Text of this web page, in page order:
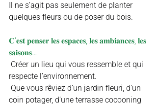
Il ne s’agit pas seulement de planter
quelques fleurs ou de poser du bois.
𝐂’𝐞𝐬𝐭 𝐩𝐞𝐧𝐬𝐞𝐫 𝐥𝐞𝐬 𝐞𝐬𝐩𝐚𝐜𝐞𝐬, 𝐥𝐞𝐬 𝐚𝐦𝐛𝐢𝐚𝐧𝐜𝐞𝐬, 𝐥𝐞𝐬
𝐬𝐚𝐢𝐬𝐨𝐧𝐬…
Créer un lieu qui vous ressemble et qui
respecte l’environnement.
Que vous rêviez d’un jardin fleuri, d’un
coin potager, d’une terrasse cocooning